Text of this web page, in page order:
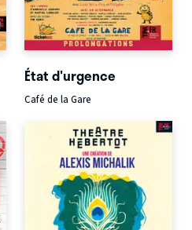
État d'urgence
Café de la Gare